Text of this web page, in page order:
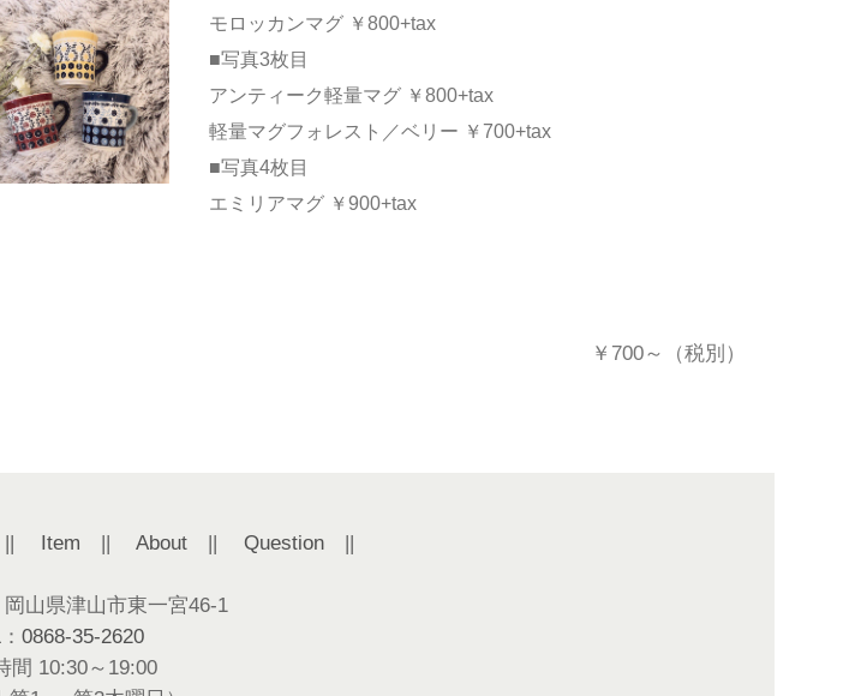
モロッカンマグ ￥800+tax
■写真3枚目
アンティーク軽量マグ ￥800+tax
軽量マグフォレスト／ベリー ￥700+tax
■写真4枚目
エミリアマグ ￥900+tax
￥700～（税別）
Item || About || Question ||
山県津山市東一宮46-1
0868-35-2620
間 10:30～19:00